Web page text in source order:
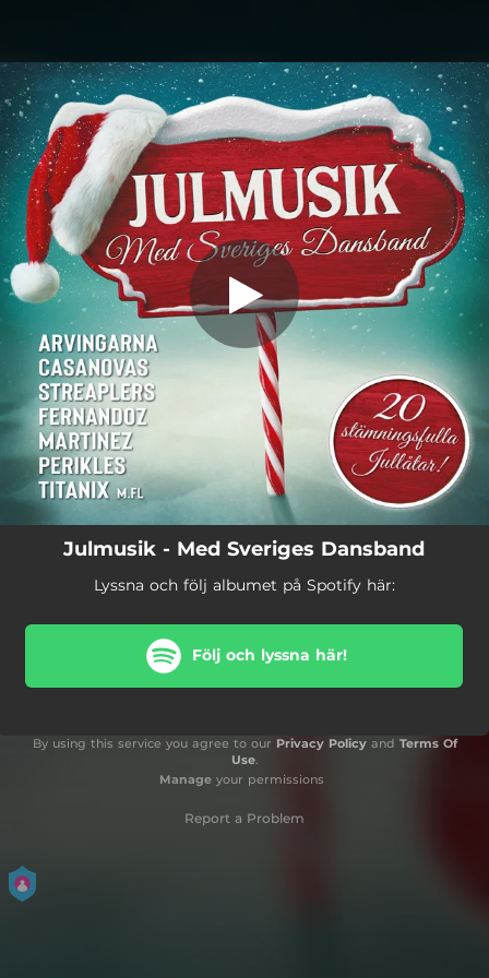
You're all set!
Julmusik - Med Sveriges Dansband
Lyssna och följ albumet på Spotify här:
Följ och lyssna här!
By using this service you agree to our Privacy Policyand Terms Of
Use.
Manageyour permissions
Report a Problem